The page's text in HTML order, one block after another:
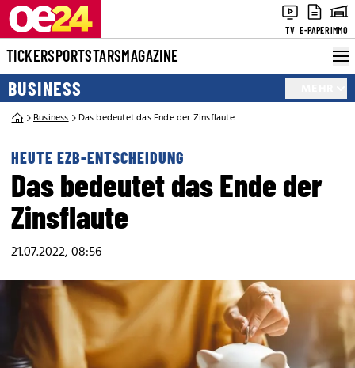
TV E-PAPERIMMO
TICKERSPORTSTARSMAGAZINE
BUSINESS
Business Das bedeutet das Ende der Zinsflaute
HEUTE EZB-ENTSCHEIDUNG
Das bedeutet das Ende der
Zinsflaute
21.07.2022, 08:56